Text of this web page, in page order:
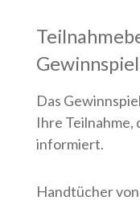
Das
Ihre Teilnahme,
informiert.
Handtücher